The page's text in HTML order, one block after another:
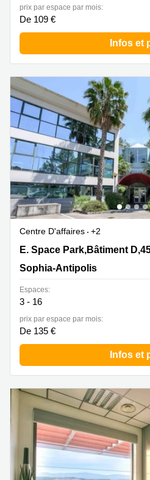
prix par espace par mois:
De 109 €
Infos et
Centre D'affaires
+2
E. Space Park,Bâtiment D,45
Antipolis
E. Space Park,Bâtiment
Sophia-Antipolis
Espaces:
3 - 16
prix par espace par mois:
De 135 €
Infos et